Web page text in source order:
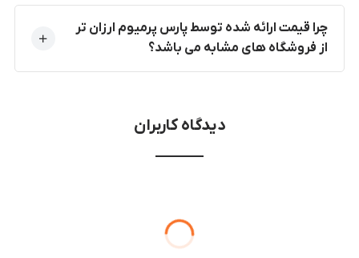
چرا قیمت ارائه شده توسط پارس پرمیوم ارزان تر
از فروشگاه های مشابه می باشد؟
دیدگاه کاربران